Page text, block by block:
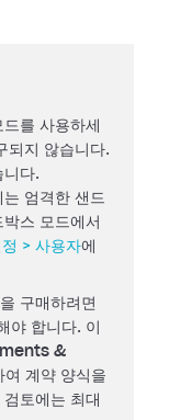
를 사용하세
되지 않습니다.
니다.
엄격한 샌드
스 모드에서
> 사용자에
구매하려면
야 합니다. 이
&
여 계약 양식을
토에는 최대